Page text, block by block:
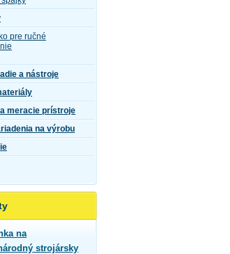
pre ručné
a nástroje
meracie prístroje
na výrobu
na
strojársky